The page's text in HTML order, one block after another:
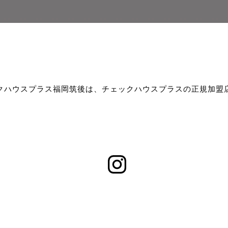
ハウスプラス福岡筑後は、チェックハウスプラスの正規加盟